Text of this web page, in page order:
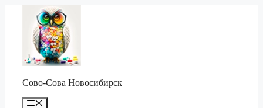
содержимому
Сово-Сова Новосибирск
Меню